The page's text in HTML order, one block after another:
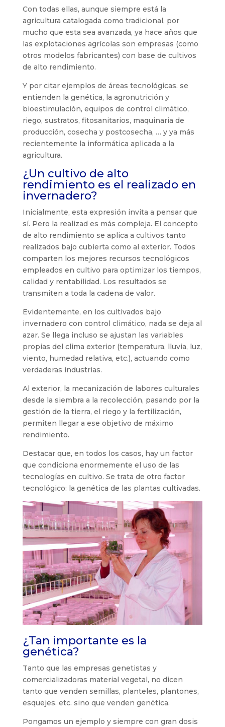
Con todas ellas, aunque siempre está la
agricultura catalogada como tradicional, por
mucho que esta sea avanzada, ya hace años que
las explotaciones agrícolas son empresas (como
otros modelos fabricantes) con base de cultivos
de alto rendimiento.
Y por citar ejemplos de áreas tecnológicas. se
entienden la genética, la agronutrición y
bioestimulación, equipos de control climático,
riego, sustratos, fitosanitarios, maquinaria de
producción, cosecha y postcosecha, … y ya más
recientemente la informática aplicada a la
agricultura.
¿Un cultivo de alto
rendimiento es el realizado en
invernadero?
Inicialmente, esta expresión invita a pensar que
sí. Pero la realizad es más compleja. El concepto
de alto rendimiento se aplica a cultivos tanto
realizados bajo cubierta como al exterior. Todos
comparten los mejores recursos tecnológicos
empleados en cultivo para optimizar los tiempos,
calidad y rentabilidad. Los resultados se
transmiten a toda la cadena de valor.
Evidentemente, en los cultivados bajo
invernadero con control climático, nada se deja al
azar. Se llega incluso se ajustan las variables
propias del clima exterior (temperatura, lluvia, luz,
viento, humedad relativa, etc.), actuando como
verdaderas industrias.
Al exterior, la mecanización de labores culturales
desde la siembra a la recolección, pasando por la
gestión de la tierra, el riego y la fertilización,
permiten llegar a ese objetivo de máximo
rendimiento.
Destacar que, en todos los casos, hay un factor
que condiciona enormemente el uso de las
tecnologías en cultivo. Se trata de otro factor
tecnológico: la genética de las plantas cultivadas.
¿Tan importante es la
genética?
Tanto que las empresas genetistas y
comercializadoras material vegetal, no dicen
tanto que venden semillas, planteles, plantones,
esquejes, etc. sino que venden genética.
Pongamos un ejemplo y siempre con gran dosis